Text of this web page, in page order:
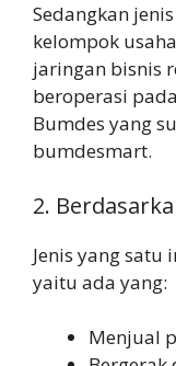
Sedangkan
kelompok
jaringan bisnis
beroperasi
Bumdes yang
bumdesmart.
2.
Jenis yang satu
yaitu ada yang:
Menjual